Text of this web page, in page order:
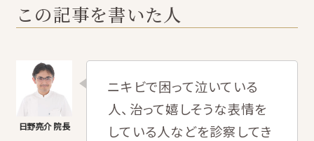
この記事を書いた人
ニキビで困って泣いている
人、治って嬉しそうな表情を
している人などを診察してき